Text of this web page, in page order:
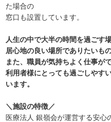
た場合の
窓口も設置しています。
人生の中で大半の時間を過ごす
居心地の良い場所でありたいもの
また、職員が気持ちよく仕事が
利用者様にとっても過ごしやす
います。
＼施設の特徴／
医療法人 銀嶺会が運営する安心